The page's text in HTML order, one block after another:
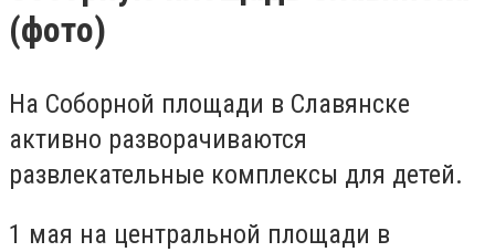
(фото)
На Соборной площади в Славянске
активно разворачиваются
развлекательные комплексы для детей.
1 мая на центральной площади в